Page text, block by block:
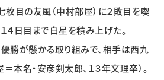
枚目の友風（中村部屋）に２敗目を喫
４日目まで白星を積み上げた。
勝が懸かる取り組みで、相手は西九
本名・安彦剣太郎、１３年文理卒）。